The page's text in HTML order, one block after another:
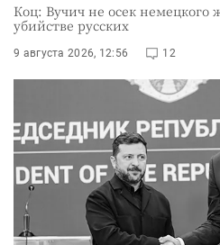
Коц: Вучич не осек немецкого
убийстве русских
9 августа 2026, 12:56 12